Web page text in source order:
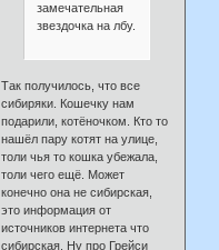
замечательная
звездочка на лбу.
Так получилось, что все
сибиряки. Кошечку нам
подарили, котёночком. Кто то
нашёл пару котят на улице,
толи чья то кошка убежала,
толи чего ещё. Может
конечно она не сибирская,
это информация от
источников интернета что
сибирская. Ну про Грейси